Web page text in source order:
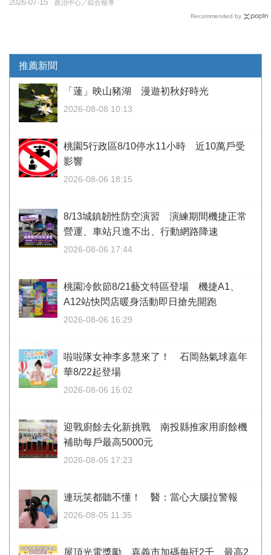
政治中心／綜合報導
2026-07-15
Recommended by
推薦新聞
「蓮」映山豬湖 漫遊初秋好時光
2026-08-08 10:13
桃園5行政區8/10停水11小時 近10萬戶受
影響
2026-08-06 18:15
8/13城鎮韌性防空演習 演練期間機捷正常
營運、車站只進不出、行動網路降速
2026-08-06 17:44
桃園冷飲節8/21藝文特區登場 機捷A1、
A12站快閃店暖身活動即日搶先開跑
2026-08-06 16:29
啦啦隊女神李多慧來了！ 石岡熱氣球嘉年
華8/22起登場
2026-08-06 15:02
迎戰廚餘去化新挑戰 南投縣推家用廚餘機
補助每戶最高5000元
2026-08-05 17:23
連玩笑都聽不懂！ 醫：當心大腦拉警報
2026-08-05 11:35
屋頂光電獎勵 嘉義市加碼每瓩2千、最高2